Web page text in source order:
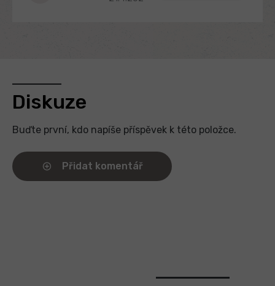
Diskuze
Buďte první, kdo napíše příspěvek k této položce.
Přidat komentář